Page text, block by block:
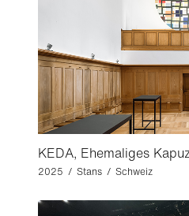
KEDA, Ehemaliges
2025 / Stans / Schweiz